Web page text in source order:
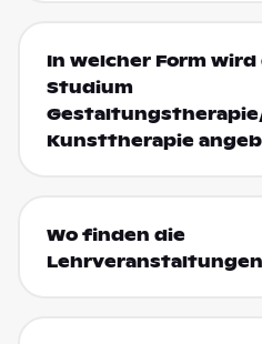
In welcher Form wird
Studium
Kunsttherapie
Wo finden die